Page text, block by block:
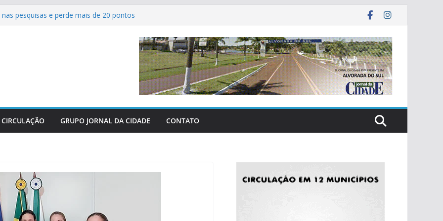
pesquisas e perde mais de 20 pontos
agrícolas revolucionam atendimento aos
Oeste
perderam as últimas três grandes guerras
Federação e reafirma apoio total
CIRCULAÇÃO GRUPO JORNAL DA CIDADE CONTATO